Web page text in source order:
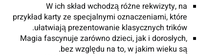
W ich skład wchodzą różne rekwizyty, na
przykład karty ze specjalnymi oznaczeniami, które
ułatwiają prezentowanie klasycznych trików.
Magia fascynuje zarówno dzieci, jak i dorosłych,
bez względu na to, w jakim wieku są.